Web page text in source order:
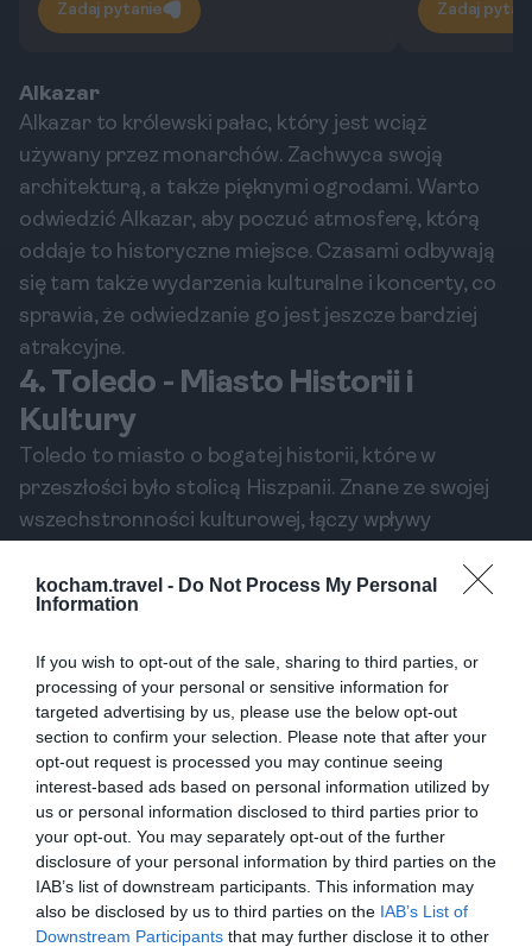
kocham.travel - Do Not Process My Personal
Information
If you wish to opt-out of the sale, sharing to third parties, or
processing of your personal or sensitive information for
targeted advertising by us, please use the below opt-out
section to confirm your selection. Please note that after your
opt-out request is processed you may continue seeing
interest-based ads based on personal information utilized by
us or personal information disclosed to third parties prior to
your opt-out. You may separately opt-out of the further
disclosure of your personal information by third parties on the
IAB’s list of downstream participants. This information may
also be disclosed by us to third parties on the IAB’s List of
Downstream Participants that may further disclose it to other
Zadaj pytanie Zadaj
Alkazar
Alkazar to królewski pałac, który jest wciąż
używany przez monarchów. Zachwyca swoją
architekturą, a także pięknymi ogrodami. Warto
odwiedzić Alkazar, aby poczuć atmosferę, którą
oddaje to historyczne miejsce. Czasami odbywają
się tam także wydarzenia kulturalne i koncerty, co
sprawia, że odwiedzanie go jest jeszcze bardziej
atrakcyjne.
4. Toledo - Miasto Historii i
Kultury
Toledo to miasto o bogatej historii, które w
przeszłości było stolicą Hiszpanii. Znane ze swojej
wszechstronności kulturowej, łączy wpływy
Slalom między wąskimi uliczkami Toleda to
niesamowita podróż w czasie. Warto zwrócić
lokalnych rzemieślnikach.
Katedra w Toledo
Katedra w Toledo to przykład architektury
gotyckiej, znana z bogatego wystroju wnętrz. To
obowiązkowy punkt programu, aby zrozumieć
znaczenie tego miejsca w historii Hiszpanii. Nie
zapomnij przyjrzeć się szczegółowym witrażom.
Warto odwiedzić to miejsce zarówno w dzień, jak i
w nocy, kiedy katedra jest pięknie oświetlona.